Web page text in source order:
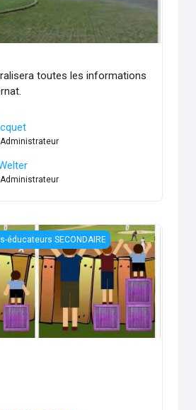
toutes les informations
éducateurs SECONDAIRE